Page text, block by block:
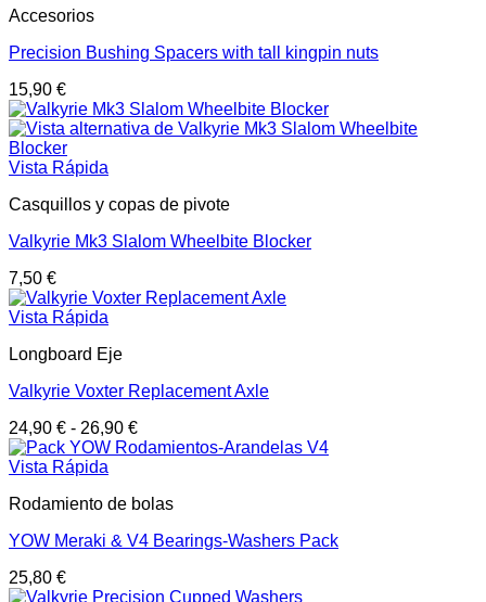
Accesorios
Precision Bushing Spacers with tall kingpin nuts
15,90 €
Vista Rápida
Casquillos y copas de pivote
Valkyrie Mk3 Slalom Wheelbite Blocker
7,50 €
Vista Rápida
Longboard Eje
Valkyrie Voxter Replacement Axle
24,90 € - 26,90 €
Vista Rápida
Rodamiento de bolas
YOW Meraki & V4 Bearings-Washers Pack
25,80 €